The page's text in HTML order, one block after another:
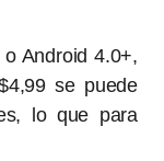
Android 4.0+,
se puede
lo que para